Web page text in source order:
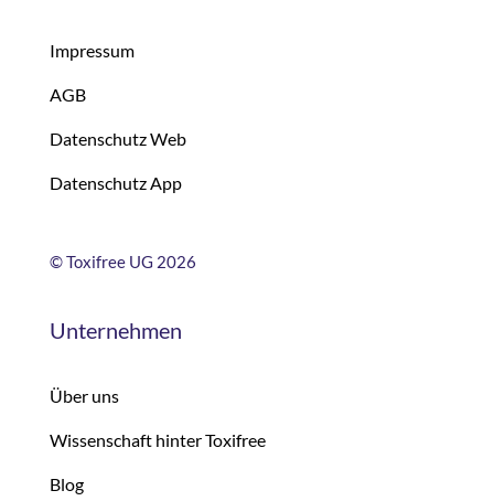
Impressum
AGB
Datenschutz Web
Datenschutz App
©Toxifree UG 2026
Unternehmen
Über uns
Wissenschaft hinter Toxifree
Blog